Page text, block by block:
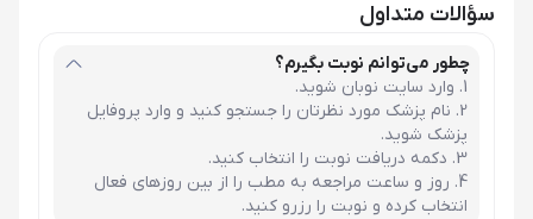
سؤالات متداول
چطور می‌توانم نوبت بگیرم؟
وارد سایت نوبان شوید.
نام پزشک مورد نظرتان را جستجو کنید و وارد پروفایل
پزشک شوید.
دکمه دریافت نوبت را انتخاب کنید.
روز و ساعت مراجعه به مطب را از بین روزهای فعال
انتخاب کرده و نوبت را رزرو کنید.